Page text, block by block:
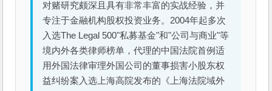
对赌研究颇深且具有非常丰富的实战经验，并
专注于金融机构股权投资业务。2004年起多次
入选The Legal 500"私募基金"和"公司与商业"等
境内外各类律师榜单，代理的中国法院首例适
用外国法律审理外国公司的董事损害小股东权
益纠纷案入选上海高院发布的《上海法院域外